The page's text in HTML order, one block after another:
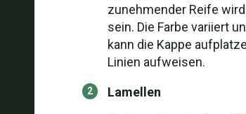
zunehmender Reife
sein. Die Farbe variiert
kann die Kappe
Linien aufweisen.
Lamellen